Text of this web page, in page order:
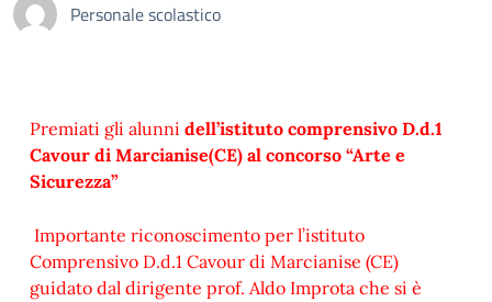
Personale scolastico
Premiati gli alunni dell’istituto comprensivo D.d.1
Cavour di Marcianise(CE) al concorso “Arte e
Sicurezza”
Importante riconoscimento per l’istituto
Comprensivo D.d.1 Cavour di Marcianise (CE)
guidato dal dirigente prof. Aldo Improta che si è